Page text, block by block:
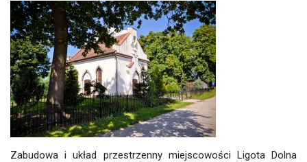
Zabudowa i układ przestrzenny miejscowości Ligota Dolna